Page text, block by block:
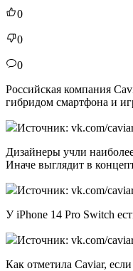
0
0
0
Российская компания
гибридом смартфона и
Источник: vk.com/
Дизайнеры учли
Иначе выглядит в
Источник: vk.com/
У iPhone 14 Pro Switch
Источник: vk.com/
Как отметила Caviar,